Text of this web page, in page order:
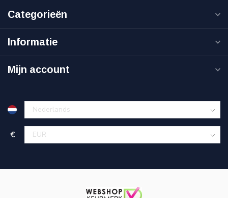
Categorieën
Informatie
Mijn account
€